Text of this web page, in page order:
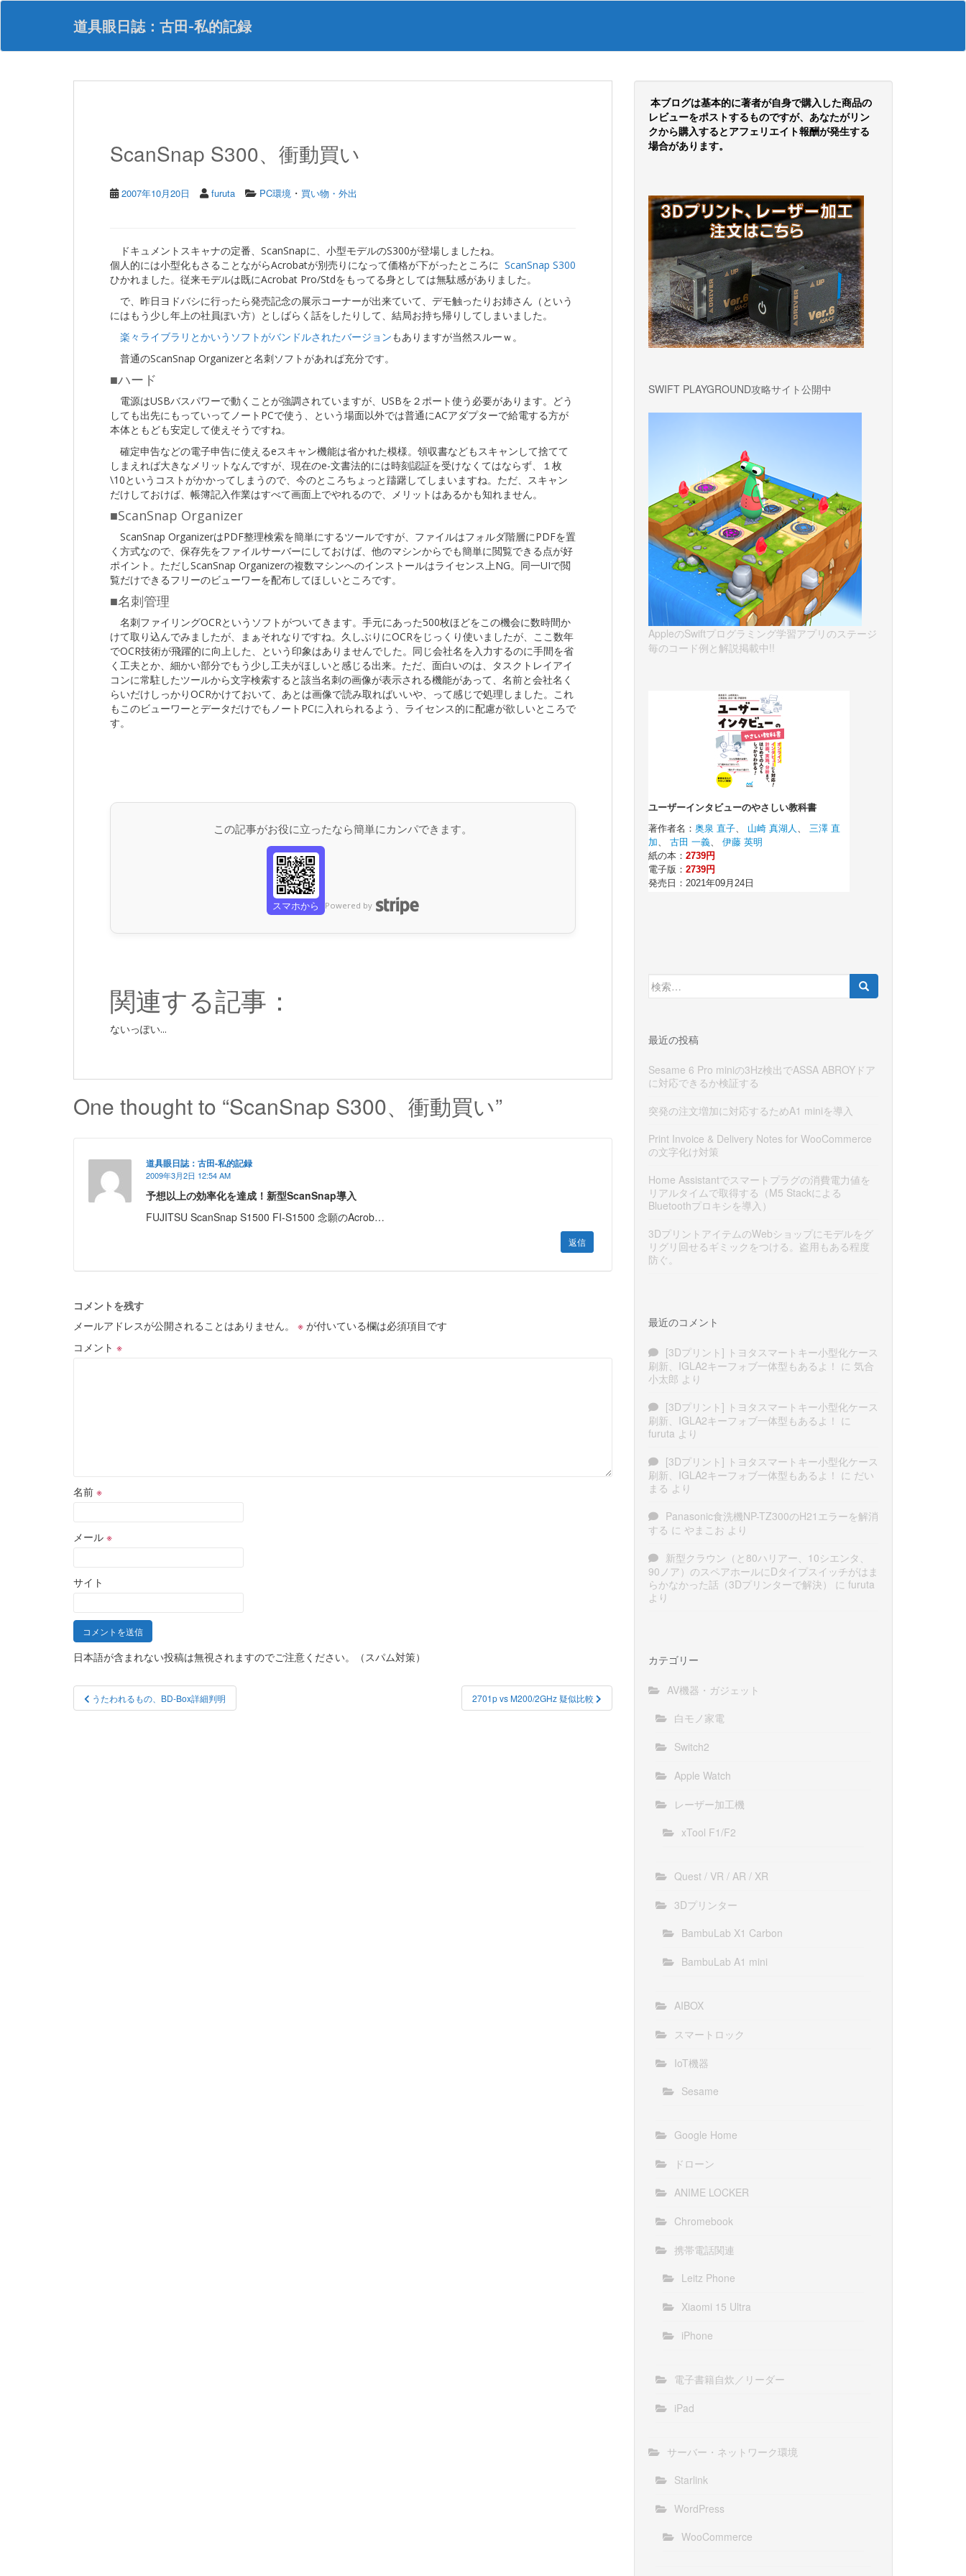
S
p
道具眼日誌：古田-私的記録
ScanSnap S300、衝動買い
2007年10月20日 furuta PC環境 ・ 買い物・外出
ScanSnap S300
ドキュメントスキャナの定番、ScanSnapに、小型モデルのS300が登場しましたね。
個人的には小型化もさることながらAcrobatが別売りになって価格が下がったところに
ひかれました。従来モデルは既にAcrobat Pro/Stdをもってる身としては無駄感がありました。
で、昨日ヨドバシに行ったら発売記念の展示コーナーが出来ていて、デモ触ったりお姉さん（という
にはもう少し年上の社員ぽい方）としばらく話をしたりして、結局お持ち帰りしてしまいました。
楽々ライブラリとかいうソフトがバンドルされたバージョンもありますが当然スルーｗ。
普通のScanSnap Organizerと名刺ソフトがあれば充分です。
■ハード
電源はUSBバスパワーで動くことが強調されていますが、USBを２ポート使う必要があります。どう
しても出先にもっていってノートPCで使う、という場面以外では普通にACアダプターで給電する方が
本体ともども安定して使えそうですね。
確定申告などの電子申告に使えるeスキャン機能は省かれた模様。領収書などもスキャンして捨てて
しまえれば大きなメリットなんですが、現在のe-文書法的には時刻認証を受けなくてはならず、１枚
\10というコストがかかってしまうので、今のところちょっと躊躇してしまいますね。ただ、スキャン
だけしておけば、帳簿記入作業はすべて画面上でやれるので、メリットはあるかも知れません。
■ScanSnap Organizer
ScanSnap OrganizerはPDF整理検索を簡単にするツールですが、ファイルはフォルダ階層にPDFを置
く方式なので、保存先をファイルサーバーにしておけば、他のマシンからでも簡単に閲覧できる点が好
ポイント。ただしScanSnap Organizerの複数マシンへのインストールはライセンス上NG。同一UIで閲
覧だけできるフリーのビューワーを配布してほしいところです。
■名刺管理
名刺ファイリングOCRというソフトがついてきます。手元にあった500枚ほどをこの機会に数時間か
けて取り込んでみましたが、まぁそれなりですね。久しぶりにOCRをじっくり使いましたが、ここ数年
でOCR技術が飛躍的に向上した、という印象はありませんでした。同じ会社名を入力するのに手間を省
く工夫とか、細かい部分でもう少し工夫がほしいと感じる出来。ただ、面白いのは、タスクトレイアイ
コンに常駐したツールから文字検索すると該当名刺の画像が表示される機能があって、名前と会社名く
らいだけしっかりOCRかけておいて、あとは画像で読み取ればいいや、って感じで処理しました。これ
もこのビューワーとデータだけでもノートPCに入れられるよう、ライセンス的に配慮が欲しいところで
す。
この記事がお役に立ったなら簡単にカンパできます。
スマホから Powered by
関連する記事：
ないっぽい...
One thought to “ScanSnap S300、衝動買い”
道具眼日誌：古田-私的記録
2009年3月2日 12:54 AM
予想以上の効率化を達成！新型ScanSnap導入
FUJITSU ScanSnap S1500 FI-S1500 念願のAcrob…
返信
コメントを残す
メールアドレスが公開されることはありません。
※ が付いている欄は必須項目です
コメント ※
名前 ※
メール ※
サイト
日本語が含まれない投稿は無視されますのでご注意ください。（スパム対策）
投
稿
うたわれるもの、BD-Box詳細判明 2701p vs M200/2GHz 疑似比較
本ブログは基本的に著者が自身で購入した商品の
レビューをポストするものですが、あなたがリン
クから購入するとアフェリエイト報酬が発生する
場合があります。
SWIFT PLAYGROUND攻略サイト公開中
AppleのSwiftプログラミング学習アプリのステージ
毎のコード例と解説掲載中!!
検
索:
最近の投稿
Sesame 6 Pro miniの3Hz検出でASSA ABROYドア
に対応できるか検証する
突発の注文増加に対応するためA1 miniを導入
Print Invoice & Delivery Notes for WooCommerce
の文字化け対策
Home Assistantでスマートプラグの消費電力値を
リアルタイムで取得する（M5 Stackによる
Bluetoothプロキシを導入）
3DプリントアイテムのWebショップにモデルをグ
リグリ回せるギミックをつける。盗用もある程度
防ぐ。
最近のコメント
[3Dプリント] トヨタスマートキー小型化ケース
刷新、IGLA2キーフォブ一体型もあるよ！ に 気合
小太郎 より
[3Dプリント] トヨタスマートキー小型化ケース
刷新、IGLA2キーフォブ一体型もあるよ！ に
furuta より
[3Dプリント] トヨタスマートキー小型化ケース
刷新、IGLA2キーフォブ一体型もあるよ！ に だい
まる より
Panasonic食洗機NP-TZ300のH21エラーを解消
する に やまこお より
新型クラウン（と80ハリアー、10シエンタ、
90ノア）のスペアホールにDタイプスイッチがはま
らかなかった話（3Dプリンターで解決）
に furuta
より
カテゴリー
AV機器・ガジェット
白モノ家電
Switch2
Apple Watch
レーザー加工機
xTool F1/F2
Quest / VR / AR / XR
3Dプリンター
BambuLab X1 Carbon
BambuLab A1 mini
AIBOX
スマートロック
IoT機器
Sesame
Google Home
ドローン
ANIME LOCKER
Chromebook
携帯電話関連
Leitz Phone
Xiaomi 15 Ultra
iPhone
電子書籍自炊／リーダー
iPad
サーバー・ネットワーク環境
Starlink
WordPress
WooCommerce